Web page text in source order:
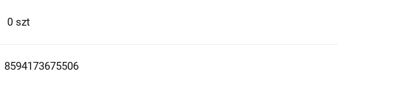
0 szt
8594173675506